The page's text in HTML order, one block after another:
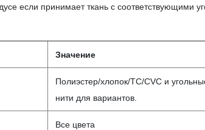
если принимает ткань с соответствующими
Значение
Полиэстер/хлопок/TC/CVC и
нити для вариантов.
Все цвета